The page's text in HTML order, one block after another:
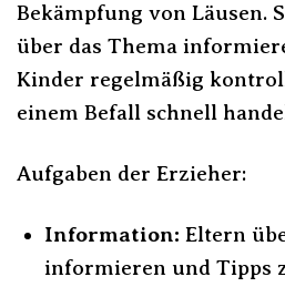
Bekämpfung von Läusen.
über das Thema
Kinder regelmäßig
einem Befall schnell
Aufgaben der Erzieher:
Information: Eltern
informieren und Tipps